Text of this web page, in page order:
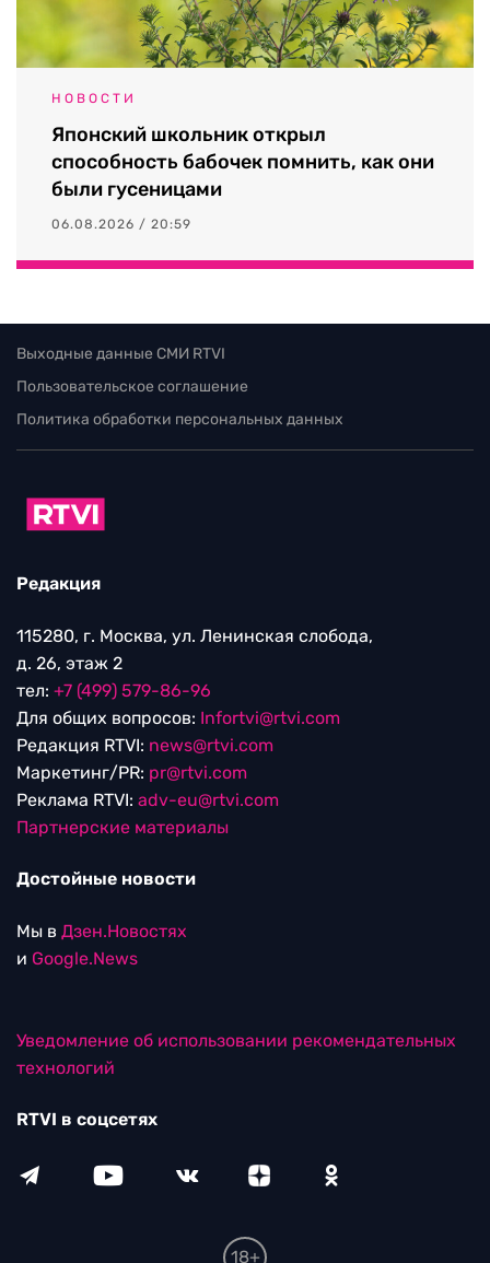
НОВОСТИ
Японский школьник открыл
способность бабочек помнить, как они
были гусеницами
06.08.2026 / 20:59
Выходные данные СМИ RTVI
Пользовательское соглашение
Политика обработки персональных данных
Редакция
115280, г. Москва, ул. Ленинская слобода,
д. 26, этаж 2
тел: +7 (499) 579-86-96
Для общих вопросов: Infortvi@rtvi.com
Редакция RTVI: news@rtvi.com
Маркетинг/PR: pr@rtvi.com
Реклама RTVI: adv-eu@rtvi.com
Партнерские материалы
Достойные новости
Мы в Дзен.Новостях
и Google.News
Уведомление об использовании рекомендательных
технологий
RTVI в соцсетях
18+